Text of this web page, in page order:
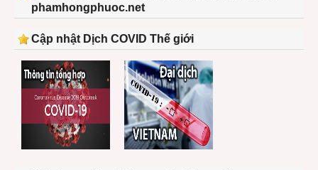
phamhongphuoc.net
Cập nhật Dịch COVID Thế giới